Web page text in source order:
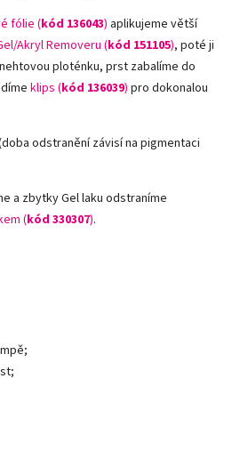
fólie(kód 136043) aplikujeme větší
Akryl Removeru (kód 151105), poté ji
ploténku, prst zabalíme do
klips (kód 136039) pro dokonalou
odstranění závisí na pigmentaci
a zbytky Gel laku odstraníme
(kód 330307).